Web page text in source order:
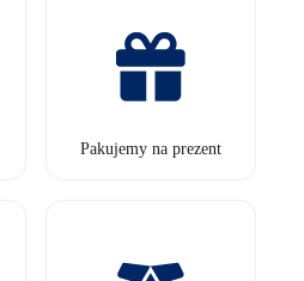
Pakujemy na prezent